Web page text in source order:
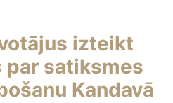
izteikt
par satiksmes
Kandavā